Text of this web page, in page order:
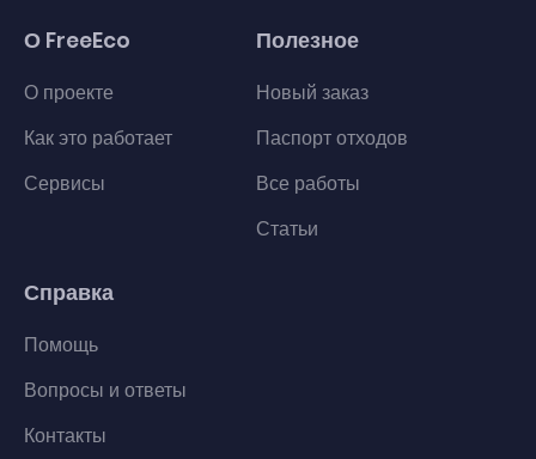
О FreeEco
О проекте
Как это работает
Сервисы
Полезное
Новый заказ
Паспорт отходов
Все работы
Статьи
Справка
Помощь
Вопросы и ответы
Контакты